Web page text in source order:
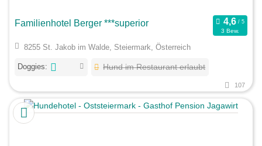
Familienhotel Berger ***superior
3 Bew.
8255 St. Jakob im Walde, Steiermark, Österreich
Doggies: Hund im Restaurant erlaubt
107